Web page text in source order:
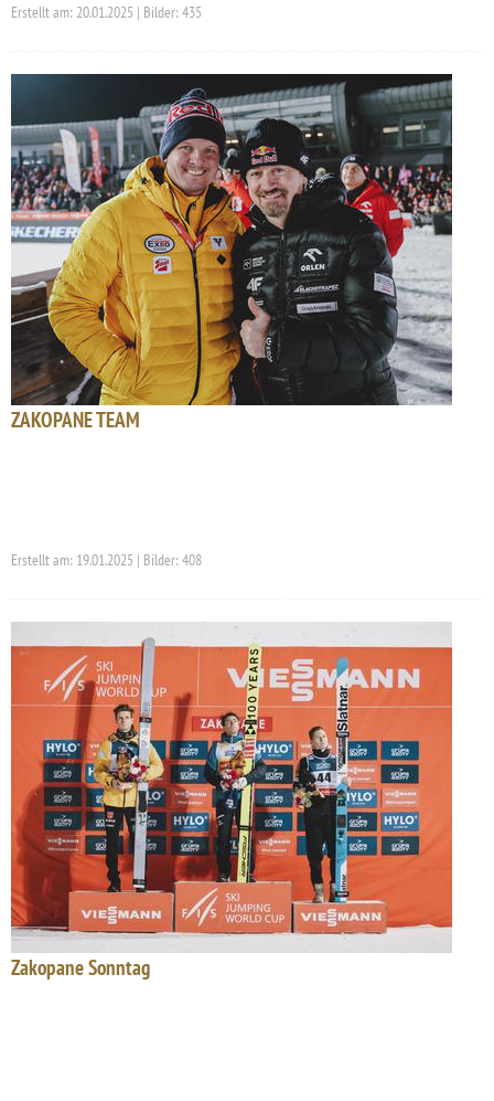
Erstellt am: 20.01.2025 | Bilder: 435
ZAKOPANE TEAM
Erstellt am: 19.01.2025 | Bilder: 408
Zakopane Sonntag